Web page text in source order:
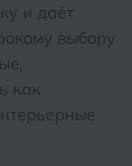
и даёт
выбору
как